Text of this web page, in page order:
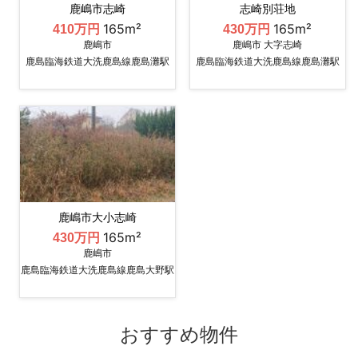
鹿嶋市志崎
410万円 165m²
鹿嶋市
鹿島臨海鉄道大洗鹿島線鹿島灘駅
志崎別荘地
430万円 165m²
鹿嶋市 大字志崎
鹿島臨海鉄道大洗鹿島線鹿島灘駅
鹿嶋市大小志崎
430万円 165m²
鹿嶋市
鹿島臨海鉄道大洗鹿島線鹿島大野駅
おすすめ物件